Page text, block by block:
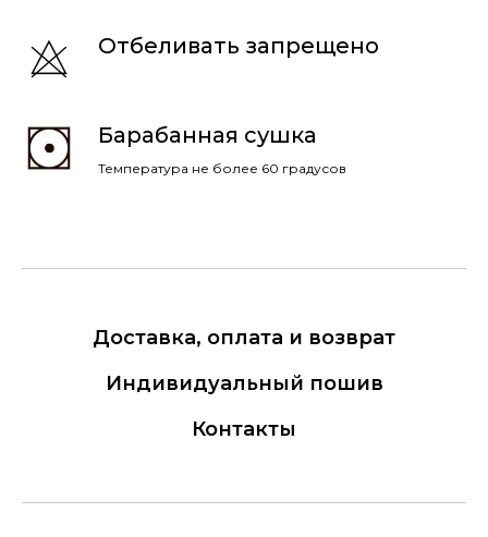
Отбеливать запрещено
Барабанная сушка
Температура не более 60 градусов
Доставка, оплата и возврат
Индивидуальный пошив
Контакты